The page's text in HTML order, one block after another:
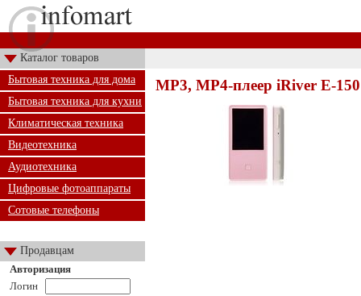
Каталог товаров
Бытовая техника для дома
Бытовая техника для кухни
Климатическая техника
Видеотехника
Аудиотехника
Цифровые фотоаппараты
Сотовые телефоны
Продавцам
Авторизация
Логин
MP3, MP4-плеер iRiver E-